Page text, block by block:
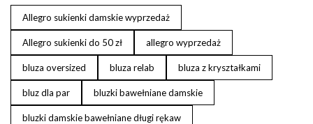
Allegro sukienki damskie wyprzedaż
Allegro sukienki do 50 zł allegro wyprzedaż
bluza oversized bluza relab bluza z kryształkami
bluz dla par bluzki bawełniane damskie
bluzki damskie bawełniane długi rękaw